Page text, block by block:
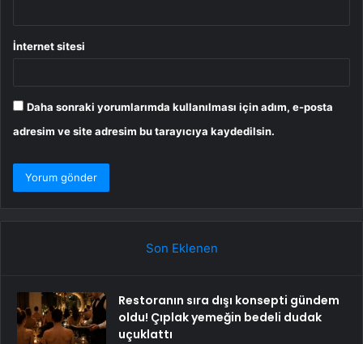
İnternet sitesi
Daha sonraki yorumlarımda kullanılması için adım, e-posta
adresim ve site adresim bu tarayıcıya kaydedilsin.
Son Eklenen
Restoranın sıra dışı konsepti gündem
oldu! Çıplak yemeğin bedeli dudak
uçuklattı